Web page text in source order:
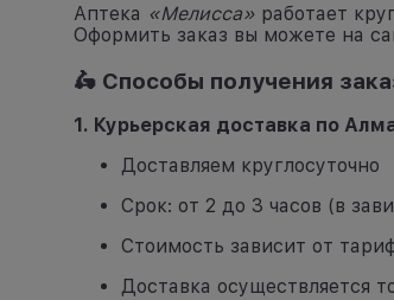
Аптека «Мелисса» работает
Оформить заказ вы можете на
🛵 Способы получения
1. Курьерская доставка по
Доставляем круглосуточно
Срок: от 2 до 3 часов (в
Стоимость зависит от
Доставка осуществляется